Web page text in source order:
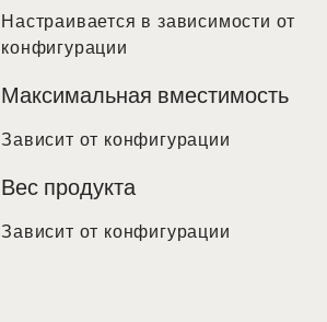
Настраивается в зависимости от
конфигурации
Максимальная вместимость
Зависит от конфигурации
Вес продукта
Зависит от конфигурации